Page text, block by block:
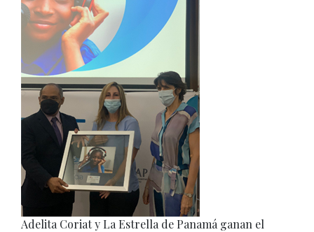
Adelita Coriat y La Estrella de Panamá ganan el